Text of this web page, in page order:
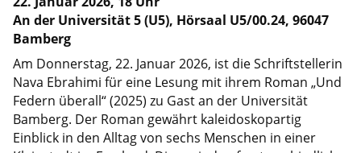
An der Universität 5 (U5), Hörsaal U5/00.24, 96047
Bamberg
Am Donnerstag, 22. Januar 2026, ist die Schriftstellerin
Nava Ebrahimi für eine Lesung mit ihrem Roman „Und
Federn überall“ (2025) zu Gast an der Universität
Bamberg. Der Roman gewährt kaleidoskopartig
Einblick in den Alltag von sechs Menschen in einer